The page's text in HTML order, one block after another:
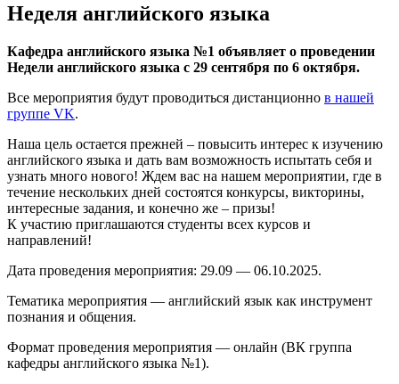
Неделя английского языка
Кафедра английского языка №1 объявляет о проведении
Недели английского языка с 29 сентября по 6 октября.
Все мероприятия будут проводиться дистанционно в нашей
группе VK.
Наша цель остается прежней – повысить интерес к изучению
английского языка и дать вам возможность испытать себя и
узнать много нового! Ждем вас на нашем мероприятии, где в
течение нескольких дней состоятся конкурсы, викторины,
интересные задания, и конечно же – призы!
К участию приглашаются студенты всех курсов и
направлений!
Дата проведения мероприятия: 29.09 — 06.10.2025.
Тематика мероприятия — английский язык как инструмент
познания и общения.
Формат проведения мероприятия — онлайн (ВК группа
кафедры английского языка №1).